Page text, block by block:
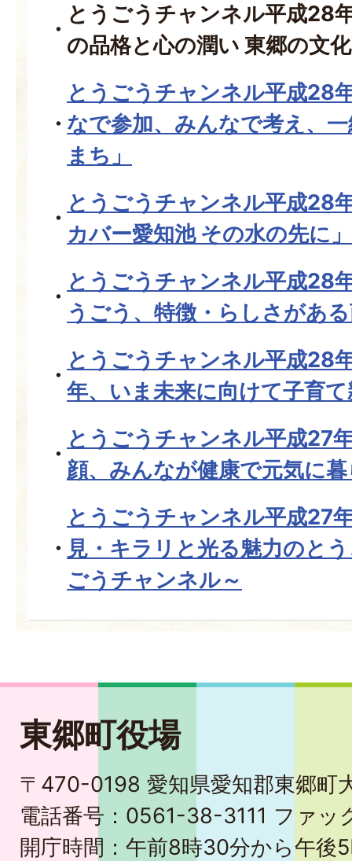
とうごうチャンネル平成28
の品格と心の潤い 東郷の文
とうごうチャンネル平成28
なで参加、みんなで考え、
まち」
とうごうチャンネル平成28
カバー愛知池 その水の先に」
とうごうチャンネル平成28
うごう、特徴・らしさがあ
とうごうチャンネル平成28
年、いま未来に向けて子育
とうごうチャンネル平成27
顔、みんなが健康で元気に
とうごうチャンネル平成27
見・キラリと光る魅力のと
ごうチャンネル～
東郷町役場
〒470-0198 愛知県愛知郡東郷町
電話番号：0561-38-3111 ファ
開庁時間：午前8時30分から午後